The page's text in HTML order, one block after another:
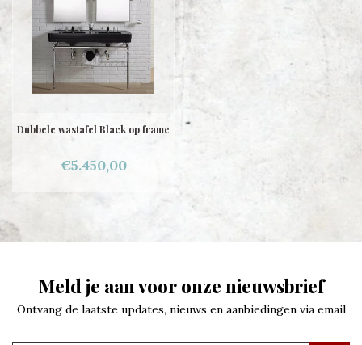
Dubbele wastafel Black op frame
€5.450,00
Meld je aan voor onze nieuwsbrief
Ontvang de laatste updates, nieuws en aanbiedingen via email